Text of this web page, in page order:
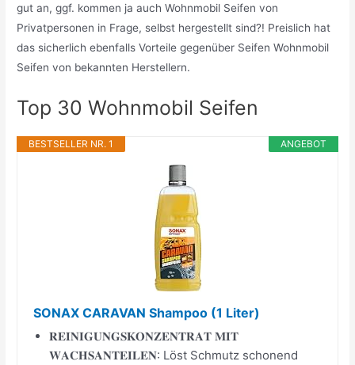
gut an, ggf. kommen ja auch Wohnmobil Seifen von
Privatpersonen in Frage, selbst hergestellt sind?! Preislich hat
das sicherlich ebenfalls Vorteile gegenüber Seifen Wohnmobil
Seifen von bekannten Herstellern.
Top 30 Wohnmobil Seifen
ANGEBOT
BESTSELLER NR. 1
SONAX CARAVAN Shampoo (1 Liter)
𝐑𝐄𝐈𝐍𝐈𝐆𝐔𝐍𝐆𝐒𝐊𝐎𝐍𝐙𝐄𝐍𝐓𝐑𝐀𝐓 𝐌𝐈𝐓
𝐖𝐀𝐂𝐇𝐒𝐀𝐍𝐓𝐄𝐈𝐋𝐄𝐍: Löst Schmutz schonend